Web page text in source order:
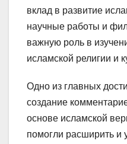
вклад в развитие
научные работы и
важную роль в
исламской религии и
Одно из главных
создание
основе исламской
помогли расширить и